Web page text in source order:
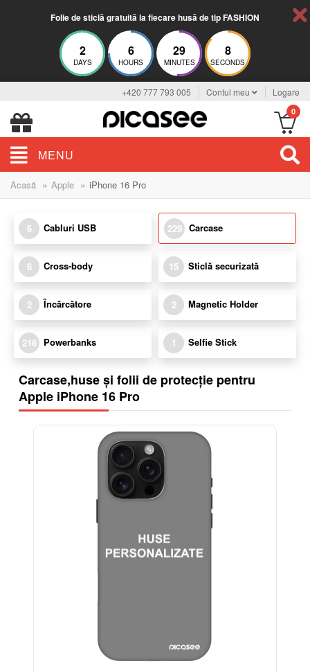
Folie de sticlă gratuită la fiecare husă de tip FASHION
2
DAYS
6
HOURS
29
MINUTES
7
SECONDS
+420 777 793 005 Contul meu Logare
0
MENU
Acasă » Apple » iPhone 16 Pro
6 Cabluri USB 229 Carcase
6 Cross-body 15 Sticlă securizată
2 Încărcătore 2 Magnetic Holder
216 Powerbanks 1 Selfie Stick
Carcase,huse și folii de protecție pentru
Apple iPhone 16 Pro